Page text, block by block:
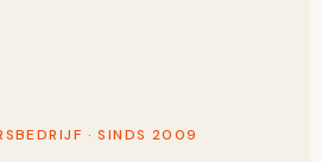
· SINDS 2009